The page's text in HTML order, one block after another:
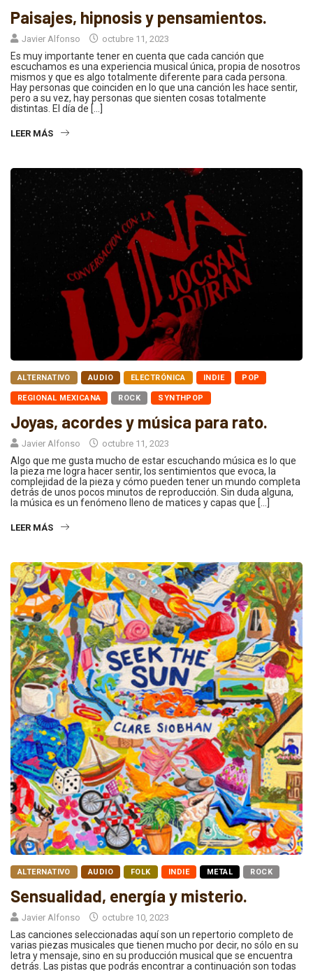
Paisajes, hipnosis y pensamientos.
Javier Alfonso octubre 11, 2023
Es muy importante tener en cuenta que cada canción que
escuchamos es una experiencia musical única, propia de nosotros
mismos y que es algo totalmente diferente para cada persona.
Hay personas que coinciden en lo que una canción les hace sentir,
pero a su vez, hay personas que sienten cosas totalmente
distintas. El día de […]
LEER MÁS
ALTERNATIVO AUDIO ELECTRÓNICA INDIE POP
REGIONAL MEXICANA ROCK SYNTHPOP
Joyas, acordes y música para rato.
Javier Alfonso octubre 11, 2023
Algo que me gusta mucho de estar escuchando música es lo que
la pieza me logra hacer sentir, los sentimientos que evoca, la
complejidad de la pieza y cómo pueden tener un mundo completa
detrás de unos pocos minutos de reproducción. Sin duda alguna,
la música es un fenómeno lleno de matices y capas que […]
LEER MÁS
ALTERNATIVO AUDIO FOLK INDIE METAL ROCK
Sensualidad, energía y misterio.
Javier Alfonso octubre 10, 2023
Las canciones seleccionadas aquí son un repertorio completo de
varias piezas musicales que tienen mucho por decir, no sólo en su
letra y mensaje, sino en su producción musical que se encuentra
detrás. Las pistas que podrás encontrar a continuación son todas